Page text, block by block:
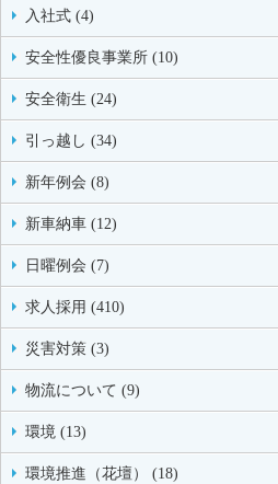
入社式 (4)
安全性優良事業所 (10)
安全衛生 (24)
引っ越し (34)
新年例会 (8)
新車納車 (12)
日曜例会 (7)
求人採用 (410)
災害対策 (3)
物流について (9)
環境 (13)
環境推進（花壇） (18)